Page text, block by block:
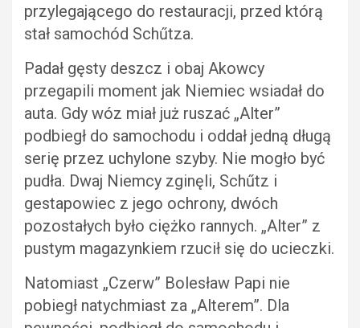
przylegającego do restauracji, przed którą
stał samochód Schűtza.
Padał gęsty deszcz i obaj Akowcy
przegapili moment jak Niemiec wsiadał do
auta. Gdy wóz miał już ruszać „Alter”
podbiegł do samochodu i oddał jedną długą
serię przez uchylone szyby. Nie mogło być
pudła. Dwaj Niemcy zginęli, Schűtz i
gestapowiec z jego ochrony, dwóch
pozostałych było ciężko rannych. „Alter” z
pustym magazynkiem rzucił się do ucieczki.
Natomiast „Czerw” Bolesław Papi nie
pobiegł natychmiast za „Alterem”. Dla